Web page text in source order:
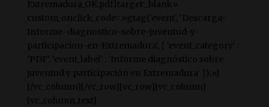
Extremadura_OK.pdf|target:_blank»
custom_onclick_code=»gtag(‘event’, ‘Descarga-
Informe-diagnostico-sobre-juventud-y-
participacion-en-Extremadura’, { ‘event_category’ :
‘PDF’, ‘event_label’ : ‘Informe diagnóstico sobre
juventud y participación en Extremadura’ });»]
[/vc_column][/vc_row][vc_row][vc_column]
[vc_column_text]